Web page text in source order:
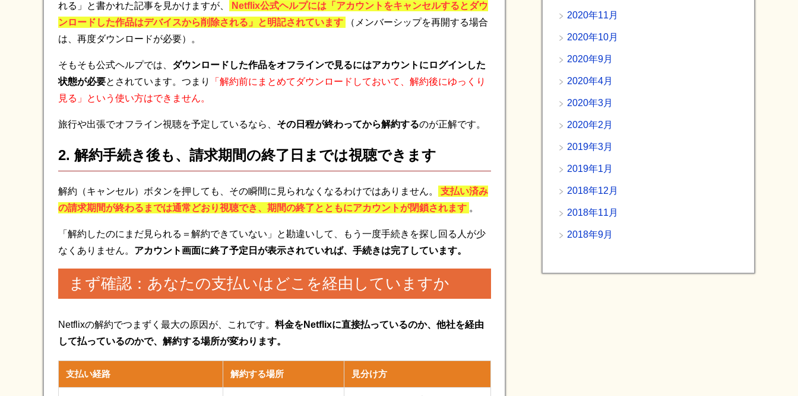
れる」と書かれた記事を見かけますが、
Netflix公式ヘルプには「アカウントをキャンセルするとダウ
ンロードした作品はデバイスから削除される」と明記されています
（メンバーシップを再開する場合
は、再度ダウンロードが必要）。
そもそも公式ヘルプでは、 ダウンロードした作品をオフラインで見るにはアカウントにログインした
状態が必要とされています。つまり
「解約前にまとめてダウンロードしておいて、解約後にゆっくり
見る」という使い方はできません。
旅行や出張でオフライン視聴を予定しているなら、 その日程が終わってから解約するのが正解です。
2. 解約手続き後も、請求期間の終了日までは視聴できます
解約（キャンセル）ボタンを押しても、その瞬間に見られなくなるわけではありません。
支払い済み
の請求期間が終わるまでは通常どおり視聴でき、期間の終了とともにアカウントが閉鎖されます 。
「解約したのにまだ見られる＝解約できていない」と勘違いして、もう一度手続きを探し回る人が少
なくありません。 アカウント画面に終了予定日が表示されていれば、手続きは完了しています。
まず確認：あなたの支払いはどこを経由していますか
Netflixの解約でつまずく最大の原因が、これです。 料金をNetflixに直接払っているのか、他社を経由
して払っているのかで、解約する場所が変わります。
支払い経路 解約する場所 見分け方
2020年11月
2020年10月
2020年9月
2020年4月
2020年3月
2020年2月
2019年3月
2019年1月
2018年12月
2018年11月
2018年9月